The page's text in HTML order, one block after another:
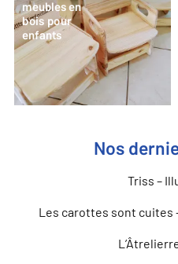
meubles en
bois pour
enfants
Nos
Triss –
Les carottes sont cuites